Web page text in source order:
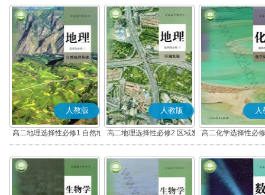
人教版
高二地理选择性必修1 自然地
理基础
人教版
高二地理选择性必修2 区域发
展
人
高二化学选择性必
应原理